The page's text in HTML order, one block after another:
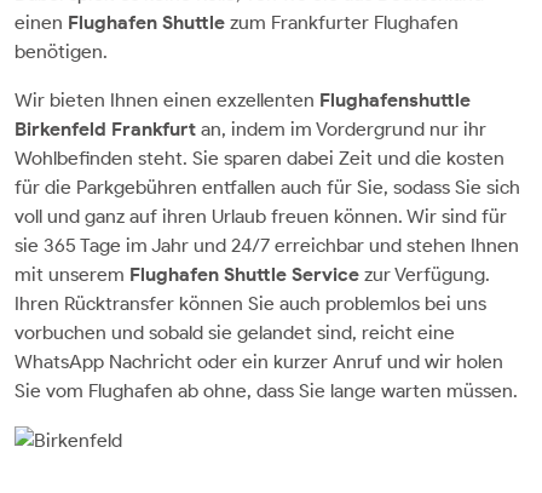
einen Flughafen Shuttle zum Frankfurter Flughafen
benötigen.
Wir bieten Ihnen einen exzellenten Flughafenshuttle
Birkenfeld Frankfurt an, indem im Vordergrund nur ihr
Wohlbefinden steht. Sie sparen dabei Zeit und die kosten
für die Parkgebühren entfallen auch für Sie, sodass Sie sich
voll und ganz auf ihren Urlaub freuen können. Wir sind für
sie 365 Tage im Jahr und 24/7 erreichbar und stehen Ihnen
mit unserem Flughafen Shuttle Service zur Verfügung.
Ihren Rücktransfer können Sie auch problemlos bei uns
vorbuchen und sobald sie gelandet sind, reicht eine
WhatsApp Nachricht oder ein kurzer Anruf und wir holen
Sie vom Flughafen ab ohne, dass Sie lange warten müssen.